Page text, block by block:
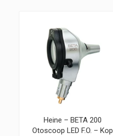
Heine – BETA 200
Otoscoop LED F.O. – Kop